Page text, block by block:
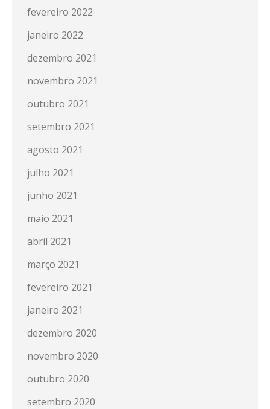
fevereiro 2022
janeiro 2022
dezembro 2021
novembro 2021
outubro 2021
setembro 2021
agosto 2021
julho 2021
junho 2021
maio 2021
abril 2021
março 2021
fevereiro 2021
janeiro 2021
dezembro 2020
novembro 2020
outubro 2020
setembro 2020